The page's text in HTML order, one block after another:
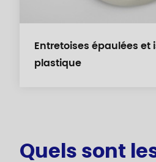
Entretoises épaulées et
plastique
Quels sont